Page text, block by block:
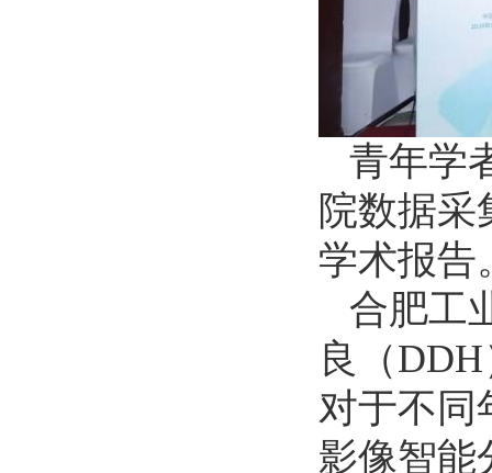
青年学
院数据采
学术报告
合肥工
良（
对于不同
影像智能